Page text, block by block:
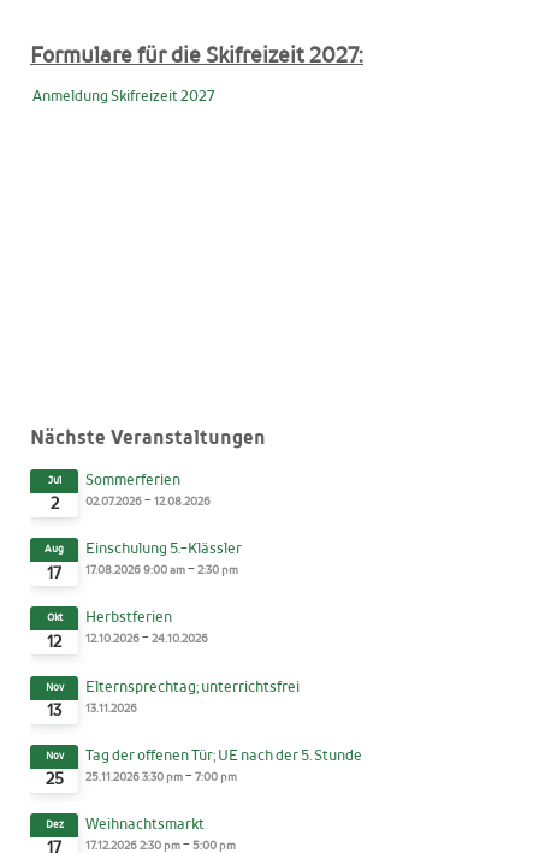
Formulare für die Skifreizeit 2027:
Anmeldung Skifreizeit 2027
Nächste Veranstaltungen
2
Jul Sommerferien
02.07.2026-12.08.2026
17
Aug Einschulung 5.-Klässler
17.08.20269:00 am-2:30 pm
12
Okt Herbstferien
12.10.2026-24.10.2026
13
Nov Elternsprechtag; unterrichtsfrei
13.11.2026
25
Nov Tag der offenen Tür; UE nach der 5. Stunde
25.11.20263:30 pm-7:00 pm
17
Dez Weihnachtsmarkt
17.12.20262:30 pm- 5:00 pm